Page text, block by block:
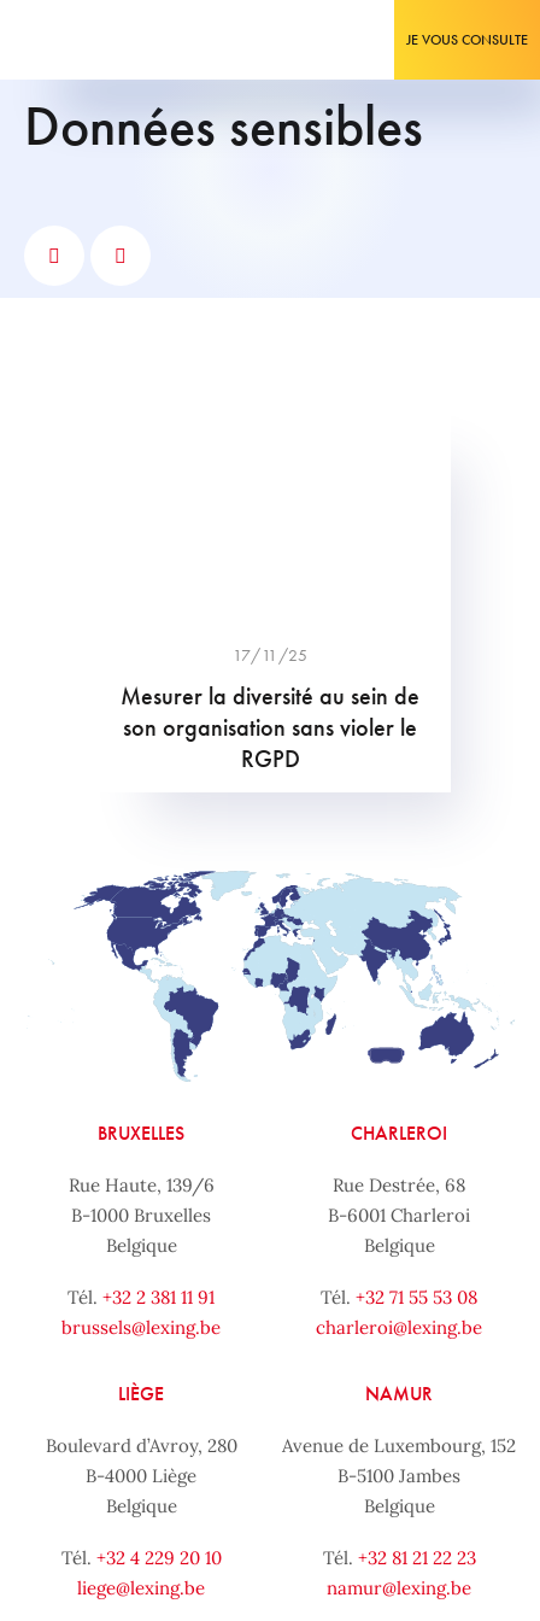
JE VOUS CONSULTE
données sensibles
17/11/25
Mesurer la diversité au sein de
son organisation sans violer le
RGPD
BRUXELLES
Rue Haute, 139/6
B-1000 Bruxelles
Belgique
Tél. +32 2 381 11 91
brussels@lexing.be
CHARLEROI
Rue Destrée, 68
B-6001 Charleroi
Belgique
Tél. +32 71 55 53 08
charleroi@lexing.be
LIÈGE
Boulevard d’Avroy, 280
B-4000 Liège
Belgique
Tél. +32 4 229 20 10
liege@lexing.be
NAMUR
Avenue de Luxembourg, 152
B-5100 Jambes
Belgique
Tél. +32 81 21 22 23
namur@lexing.be